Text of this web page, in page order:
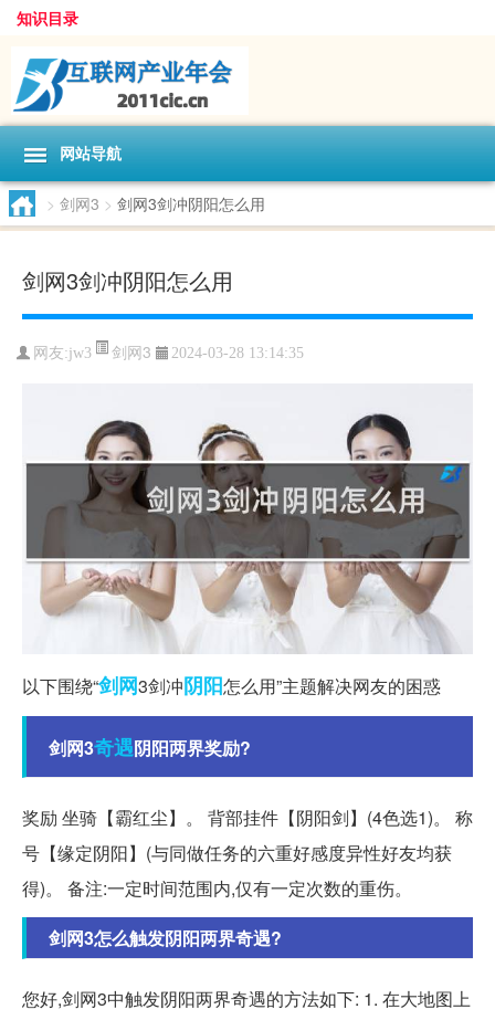
知识目录
网站导航
> 剑网3 > 剑网3剑冲阴阳怎么用
剑网3剑冲阴阳怎么用
网友:jw3 剑网3 2024-03-28 13:14:35
以下围绕“剑网3剑冲阴阳怎么用”主题解决网友的困惑
剑网3奇遇阴阳两界奖励?
奖励 坐骑【霸红尘】。 背部挂件【阴阳剑】(4色选1)。 称
号【缘定阴阳】(与同做任务的六重好感度异性好友均获
得)。 备注:一定时间范围内,仅有一定次数的重伤。
剑网3怎么触发阴阳两界奇遇?
您好,剑网3中触发阴阳两界奇遇的方法如下: 1. 在大地图上